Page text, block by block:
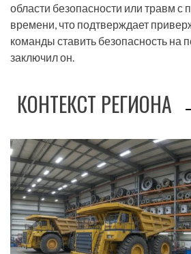
области безопасности или травм с
времени, что подтверждает
команды ставить безопасность на
заключил он.
КОНТЕКСТ РЕГИОНА